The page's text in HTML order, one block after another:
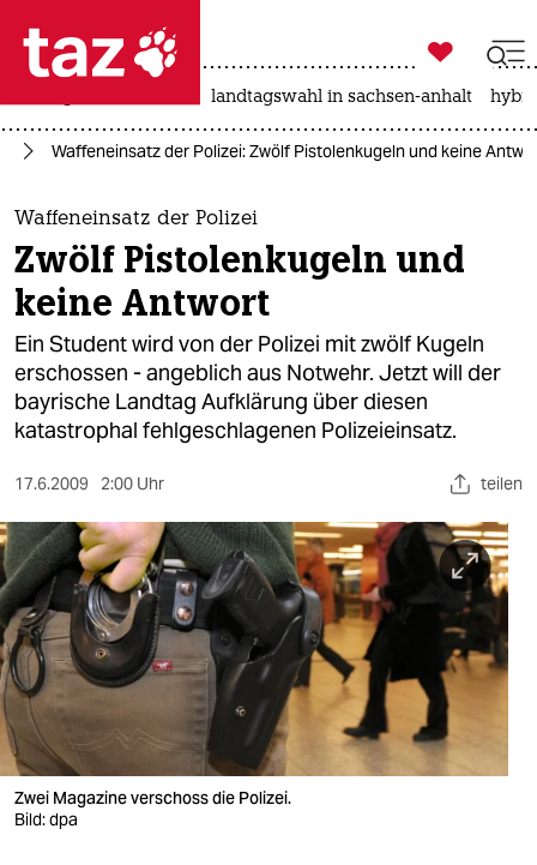
 taz zahl ich
taz zahl ich
themen
politik
öko
gesellschaft
kultur
sport
berlin
nord
wahrheit
verlag
verlag
veranstaltungen

taz zahl ich
landtagswahl in sachsen-anhalt
Waffeneinsatz der Polizei: Zwölf Pistolenkugeln und keine
Waffeneinsatz der Polizei
Zwölf Pistolenkugeln und
keine Antwort
Ein Student wird von der Polizei mit zwölf Kugeln
erschossen - angeblich aus Notwehr. Jetzt will der
bayrische Landtag Aufklärung über diesen
katastrophal fehlgeschlagenen Polizeieinsatz.
17.6.2009 2:00 Uhr teilen
Zwei Magazine verschoss die Polizei.
Bild: dpa